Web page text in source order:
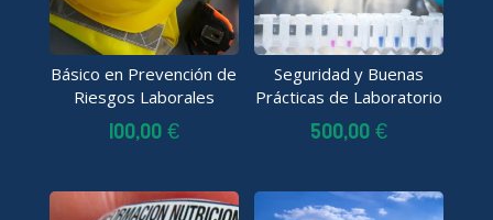
Básico en Prevención de
Riesgos Laborales
100,00€
Seguridad y Buenas
Prácticas de Laboratorio
500,00€